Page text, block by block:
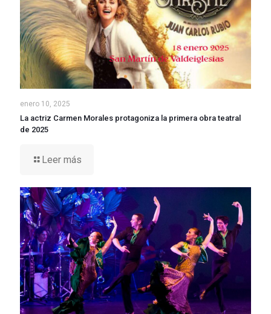
enero 10, 2025
La actriz Carmen Morales protagoniza la primera obra teatral
de 2025
Leer más